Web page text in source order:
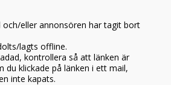
och/eller annonsören har tagit bort
lagts offline.
kontrollera så att länken är
du klickade på länken i ett mail,
inte kapats.